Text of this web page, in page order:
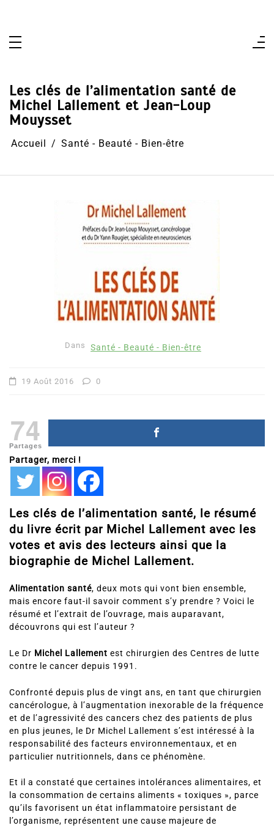
Les clés de l’alimentation santé de
Michel Lallement et Jean-Loup
Mouysset
Accueil Santé - Beauté - Bien-être
Dans Santé - Beauté - Bien-être
19 Août 2016 0
74
Partages
Partager, merci !
Les clés de l’alimentation santé, le résumé
du livre écrit par Michel Lallement avec les
votes et avis des lecteurs ainsi que la
biographie de Michel Lallement.
Alimentation santé, deux mots qui vont bien ensemble,
mais encore faut-il savoir comment s’y prendre ? Voici le
résumé et l’extrait de l’ouvrage, mais auparavant,
découvrons qui est l’auteur ?
Le Dr Michel Lallement est chirurgien des Centres de lutte
contre le cancer depuis 1991.
Confronté depuis plus de vingt ans, en tant que chirurgien
cancérologue, à l’augmentation inexorable de la fréquence
et de l’agressivité des cancers chez des patients de plus
en plus jeunes, le Dr Michel Lallement s’est intéressé à la
responsabilité des facteurs environnementaux, et en
particulier nutritionnels, dans ce phénomène.
Et il a constaté que certaines intolérances alimentaires, et
la consommation de certains aliments « toxiques », parce
qu’ils favorisent un état inflammatoire persistant de
l’organisme, représentent une cause majeure de